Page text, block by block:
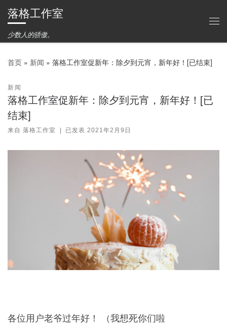
Skip to content
落格工作室
少数人的骄傲。
首页 » 新闻 » 落格工作室促新年：除夕到元宵，新年好！[已结束]
新闻
落格工作室促新年：除夕到元宵，新年好！[已
结束]
来自 落格工作室 已发表2021年2月9日
各位用户老爷过年好！ （我想死你们啦